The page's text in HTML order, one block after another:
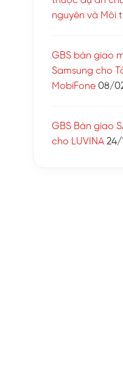
nguyên và Môi
GBS bàn giao
Samsung cho
MobiFone 08/
GBS Bàn giao
cho LUVINA 24/